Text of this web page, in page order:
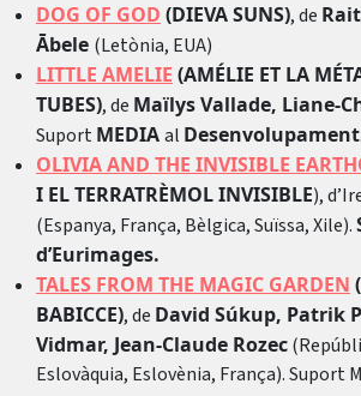
DOG OF GOD (DIEVA SUNS), de
Ābele (Letònia, EUA)
LITTLE AMELIE (AMÉLIE ET LA
TUBES), de Maïlys Vallade, Liane-
SuportMEDIAal Desenvolupament.
OLIVIA AND THE INVISIBLE
I EL TERRATRÈMOL INVISIBLE),
(Espanya, França, Bèlgica, Suïssa, Xile).
d’Eurimages.
TALES FROM THE MAGIC GARDEN
BABICCE), de David Súkup, Patrik
Vidmar, Jean-Claude Rozec
Eslovàquia, Eslovènia, França). Suport